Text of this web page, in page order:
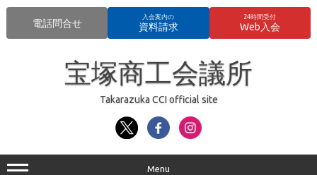
電話問合せ
入会案内の
資料請求
24時間受付
Web入会
宝塚商工会議所
Takarazuka CCI official site
Menu